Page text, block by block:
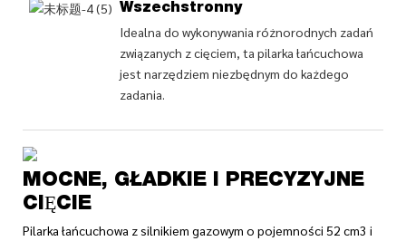
Wszechstronny
Idealna do wykonywania różnorodnych zadań
związanych z cięciem, ta pilarka łańcuchowa
jest narzędziem niezbędnym do każdego
zadania.
MOCNE, GŁADKIE I PRECYZYJNE
CIĘCIE
Pilarka łańcuchowa z silnikiem gazowym o pojemności 52 cm3 i